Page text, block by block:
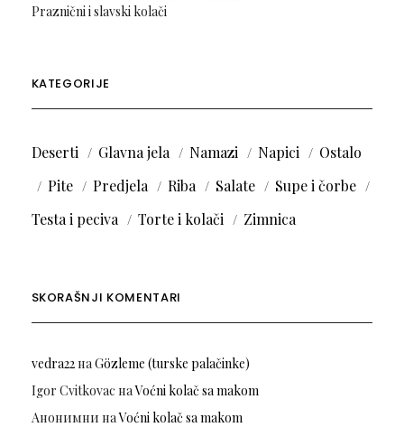
Praznični i slavski kolači
KATEGORIJE
Deserti Glavna jela Namazi Napici
Ostalo
Pite
Predjela Riba Salate
Supe i čorbe
Testa i peciva
Torte i kolači Zimnica
SKORAŠNJI KOMENTARI
vedra22на Gözleme (turske palačinke)
Igor Cvitkovac наVoćni kolač sa makom
Анонимни наVoćni kolač sa makom